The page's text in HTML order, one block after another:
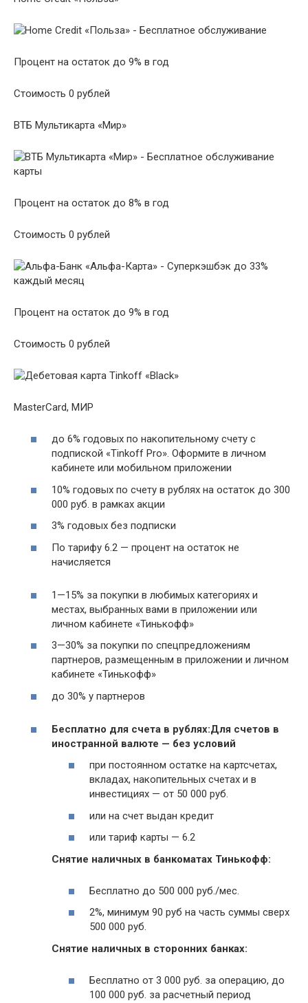
Процент на остаток до 9% в год
Стоимость 0 рублей
ВТБ Мультикарта «Мир»
Процент на остаток до 8% в год
Стоимость 0 рублей
Процент на остаток до 9% в год
Стоимость 0 рублей
MasterCard, МИР
до 6% годовых по накопительному счету с
подпиской «Tinkoff Pro». Оформите в личном
кабинете или мобильном приложении
10% годовых по счету в рублях на остаток до 300
000 руб. в рамках акции
3% годовых без подписки
По тарифу 6.2 — процент на остаток не
начисляется
1—15% за покупки в любимых категориях и
местах, выбранных вами в приложении или
личном кабинете «Тинькофф»
3—30% за покупки по спецпредложениям
партнеров, размещенным в приложении и личном
кабинете «Тинькофф»
до 30% у партнеров
Бесплатно для счета в рублях:Для счетов в
иностранной валюте — без условий
при постоянном остатке на картсчетах,
вкладах, накопительных счетах и в
инвестициях — от 50 000 руб.
или на счет выдан кредит
или тариф карты — 6.2
Снятие наличных в банкоматах Тинькофф:
Бесплатно до 500 000 руб./мес.
2%, минимум 90 руб на часть суммы сверх
500 000 руб.
Снятие наличных в сторонних банках:
Бесплатно от 3 000 руб. за операцию, до
100 000 руб. за расчетный период